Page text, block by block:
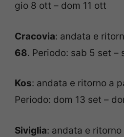
gio 8 ott – dom 11 ott
Cracovia: andata e
68. Periodo: sab 5 set –
Kos: andata e ritorno a
Periodo: dom 13 set –
Siviglia: andata e